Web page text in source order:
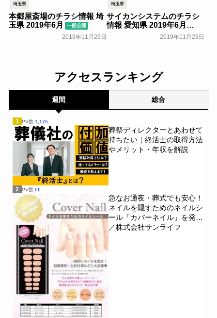
埼玉県
本郷屋斎場のチラシ情報 埼
玉県 2019年6月
一般公開
2019年11月29日
埼玉県
サイカンシステムのチラシ
情報 愛知県 2019年6月
2019年11月29日
アクセスランキング
週間 総合
1 PV数 1,176
葬祭ディレクターとあわせて
持ちたい｜終活士の取得方法
やメリット・年収を解説
2 PV数 66
急なお通夜・葬式でも安心！
ネイルを隠すためのネイルシ
ール「カバーネイル」を発売
／株式会社サンライフ